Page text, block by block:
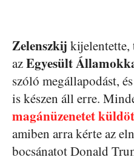
Zelenszkij kijelentette,
azEgyesült
szóló megállapodást,
is készen áll erre.
magánüzenetet
amiben arra kérte az
bocsánatot Donald